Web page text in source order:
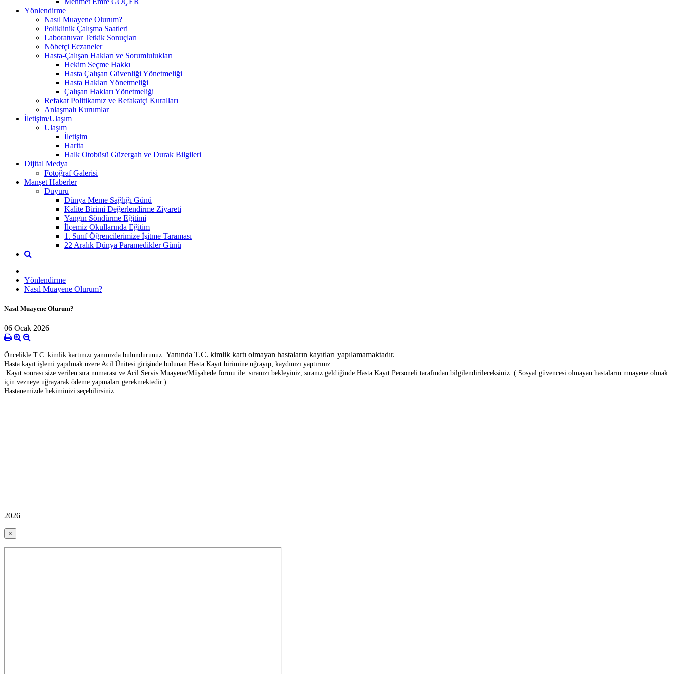
Yönlendirme
Nasıl Muayene Olurum?
Poliklinik Çalışma Saatleri
Laboratuvar Tetkik Sonuçları
Nöbetçi Eczaneler
Hasta-Çalışan Hakları ve Sorumlulukları
Hekim Seçme Hakkı
Hasta Çalışan Güvenliği Yönetmeliği
Hasta Hakları Yönetmeliği
Çalışan Hakları Yönetmeliği
Refakat Politikamız ve Refakatçi Kuralları
Anlaşmalı Kurumlar
İletişim/Ulaşım
Ulaşım
İletişim
Harita
Halk Otobüsü Güzergah ve Durak Bilgileri
Dijital Medya
Fotoğraf Galerisi
Manşet Haberler
Duyuru
Dünya Meme Sağlığı Günü
Kalite Birimi Değerlendirme Ziyareti
Yangın Söndürme Eğitimi
İlçemiz Okullarında Eğitim
1. Sınıf Öğrencilerimize İşitme Taraması
22 Aralık Dünya Paramedikler Günü
Yönlendirme
Nasıl Muayene Olurum?
Nasıl Muayene Olurum?
06 Ocak 2026
Öncelikle T.C. kimlik kartınızı yanınızda bulundurunuz. Yanında T.C. kimlik kartı olmayan hastaların kayıtları yapılamamaktadır.
Hasta kayıt işlemi yapılmak üzere Acil Ünitesi girişinde bulunan Hasta Kayıt birimine uğrayıp; kaydınızı yaptırınız.
Kayıt sonrası size verilen sıra numarası ve Acil Servis Muayene/Müşahede formu ile sıranızı bekleyiniz, sıranız geldiğinde Hasta Kayıt Personeli tarafından bilgilendirileceksiniz. ( Sosyal güvencesi olmayan hastaların muayene olmak
için vezneye uğrayarak ödeme yapmaları gerekmektedir.)
Hastanemizde hekiminizi seçebilirsiniz..
2026
×